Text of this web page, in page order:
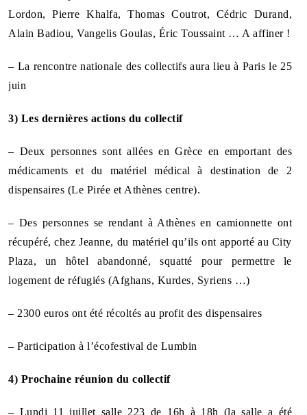
Lordon, Pierre Khalfa, Thomas Coutrot, Cédric Durand,
Alain Badiou, Vangelis Goulas, Éric Toussaint … A affiner !
– La rencontre nationale des collectifs aura lieu à Paris le 25
juin
3) Les dernières actions du collectif
– Deux personnes sont allées en Grèce en emportant des
médicaments et du matériel médical à destination de 2
dispensaires (Le Pirée et Athènes centre).
– Des personnes se rendant à Athènes en camionnette ont
récupéré, chez Jeanne, du matériel qu’ils ont apporté au City
Plaza, un hôtel abandonné, squatté pour permettre le
logement de réfugiés (Afghans, Kurdes, Syriens …)
– 2300 euros ont été récoltés au profit des dispensaires
– Participation à l’écofestival de Lumbin
4) Prochaine réunion du collectif
– Lundi 11 juillet salle 223 de 16h à 18h (la salle a été